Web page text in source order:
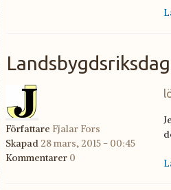
Författare Fjalar Fors
Skapad 28 mars, 2015 - 00:45
Kommentarer 0